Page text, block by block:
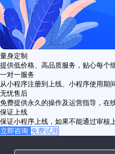
量身定制
提供低价格、高品质服务，贴心每个
一对一服务
从小程序注册到上线、小程序使用期
无忧售后
免费提供永久的操作及运营指导，在
保证上线
保证小程序上线，如果不能通过审核
立即咨询 免费试用